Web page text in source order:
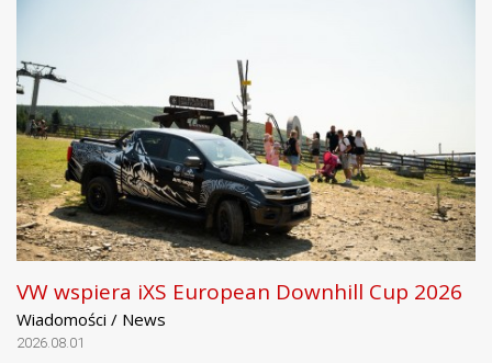
VW wspiera iXS European Downhill Cup 2026
Wiadomości / News
2026.08.01